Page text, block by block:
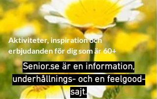
Aktiviteter, inspiration och
erbjudanden för dig som är 60+
Senior.se är en information,
underhållnings- och en feelgood-
sajt.